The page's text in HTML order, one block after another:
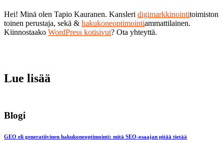
Hei! Minä olen Tapio Kauranen. Kansleri digimarkkinointitoimiston
toinen perustaja, sekä & hakukoneoptimointiammattilainen.
Kiinnostaako WordPress kotisivut? Ota yhteyttä.
Lue lisää
Blogi
GEO eli generatiivinen hakukoneoptimointi: mitä SEO-osaajan pitää tietää